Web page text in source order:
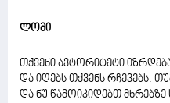
ლომი
თქვენი ავტორიტეტი
და იღებს თქვენს რჩევებს.
და ნუ წამოიკიდებთ მხრებზე